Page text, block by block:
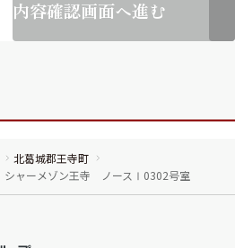
内容確認画面へ進む
北葛城郡王寺町
シャーメゾン王寺 ノースⅠ0302号室